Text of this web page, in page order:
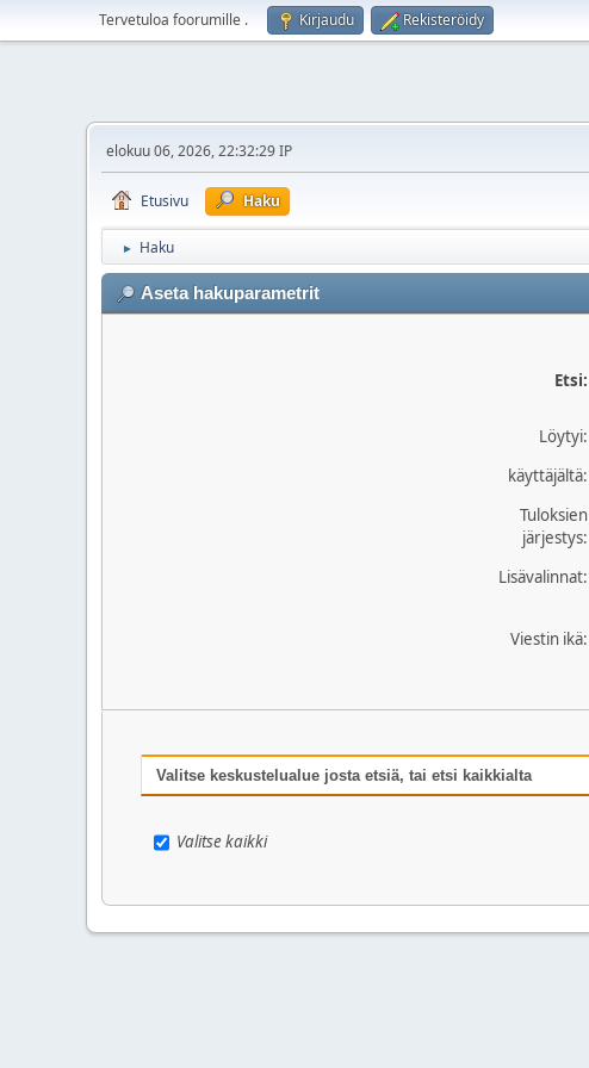
Tervetuloa foorumille . Kirjaudu Rekisteröidy
elokuu 06, 2026, 22:32:29 IP
Etusivu Haku
► Haku
Aseta hakuparametrit
Etsi:
Löytyi:
käyttäjältä:
Tuloksien
järjestys:
Lisävalinnat:
Viestin ikä:
Valitse keskustelualue josta etsiä, tai etsi kaikkialta
Valitse kaikki